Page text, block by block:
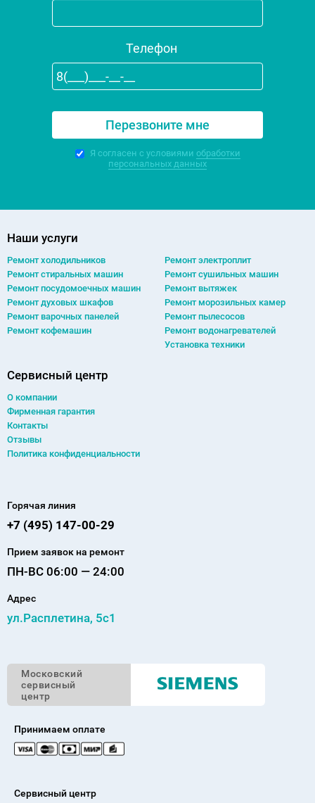
Телефон
Я согласен с условиями обработки
персональных данных
Наши услуги
Ремонт холодильников
Ремонт cтиральных машин
Ремонт посудомоечных машин
Ремонт духовых шкафов
Ремонт варочных панелей
Ремонт кофемашин
Ремонт электроплит
Ремонт сушильных машин
Ремонт вытяжек
Ремонт морозильных камер
Ремонт пылесосов
Ремонт водонагревателей
Установка техники
Сервисный центр
О компании
Фирменная гарантия
Контакты
Отзывы
Политика конфиденциальности
Горячая линия
+7 (495) 147-00-29
Прием заявок на ремонт
ПН-ВС 06:00 — 24:00
Адрес
ул.Расплетина, 5с1
Московский
сервисный
центр
Принимаем оплате
Сервисный центр